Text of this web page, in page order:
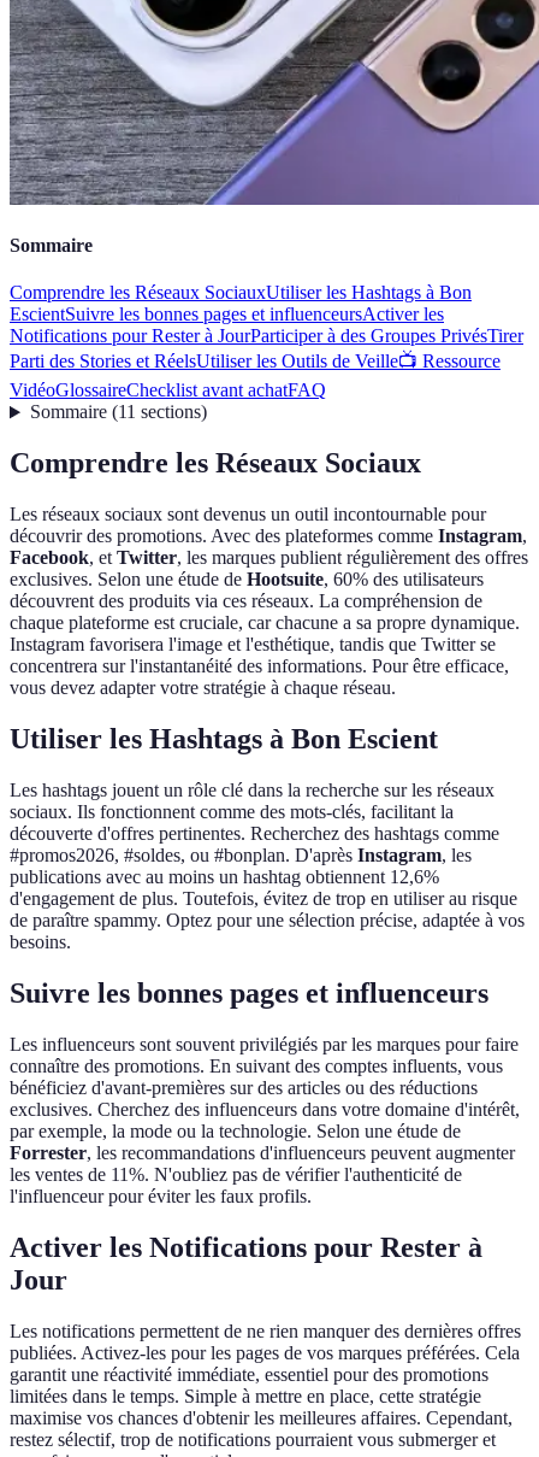
Sommaire
Comprendre les Réseaux SociauxUtiliser les Hashtags à Bon
EscientSuivre les bonnes pages et influenceursActiver les
Notifications pour Rester à JourParticiper à des Groupes PrivésTirer
Parti des Stories et RéelsUtiliser les Outils de Veille📺 Ressource
VidéoGlossaireChecklist avant achatFAQ
Sommaire(11 sections)
Comprendre les Réseaux Sociaux
Les réseaux sociaux sont devenus un outil incontournable pour
découvrir des promotions. Avec des plateformes comme Instagram,
Facebook, et Twitter, les marques publient régulièrement des offres
exclusives. Selon une étude de Hootsuite, 60% des utilisateurs
découvrent des produits via ces réseaux. La compréhension de
chaque plateforme est cruciale, car chacune a sa propre dynamique.
Instagram favorisera l'image et l'esthétique, tandis que Twitter se
concentrera sur l'instantanéité des informations. Pour être efficace,
vous devez adapter votre stratégie à chaque réseau.
Utiliser les Hashtags à Bon Escient
Les hashtags jouent un rôle clé dans la recherche sur les réseaux
sociaux. Ils fonctionnent comme des mots-clés, facilitant la
découverte d'offres pertinentes. Recherchez des hashtags comme
#promos2026, #soldes, ou #bonplan. D'après Instagram, les
publications avec au moins un hashtag obtiennent 12,6%
d'engagement de plus. Toutefois, évitez de trop en utiliser au risque
de paraître spammy. Optez pour une sélection précise, adaptée à vos
besoins.
Suivre les bonnes pages et influenceurs
Les influenceurs sont souvent privilégiés par les marques pour faire
connaître des promotions. En suivant des comptes influents, vous
bénéficiez d'avant-premières sur des articles ou des réductions
exclusives. Cherchez des influenceurs dans votre domaine d'intérêt,
par exemple, la mode ou la technologie. Selon une étude de
Forrester, les recommandations d'influenceurs peuvent augmenter
les ventes de 11%. N'oubliez pas de vérifier l'authenticité de
l'influenceur pour éviter les faux profils.
Activer les Notifications pour Rester à
Jour
Les notifications permettent de ne rien manquer des dernières offres
publiées. Activez-les pour les pages de vos marques préférées. Cela
garantit une réactivité immédiate, essentiel pour des promotions
limitées dans le temps. Simple à mettre en place, cette stratégie
maximise vos chances d'obtenir les meilleures affaires. Cependant,
restez sélectif, trop de notifications pourraient vous submerger et